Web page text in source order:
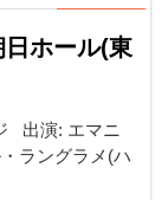
ホール(東
出演: エマニ
ラングラメ(ハ